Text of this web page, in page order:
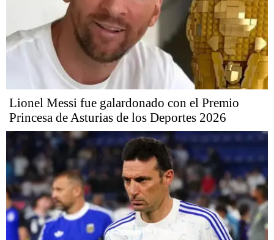
Lionel Messi fue galardonado con el Premio
Princesa de Asturias de los Deportes 2026